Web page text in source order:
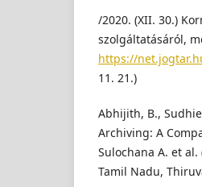
/2020. (XII. 30.)
szolgáltatásáról,
https://
11. 21.)
Abhijith, B.,
Archiving: A
Sulochana A. et al.
Tamil Nadu,